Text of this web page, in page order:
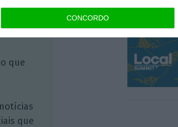
CONCORDO
que
que